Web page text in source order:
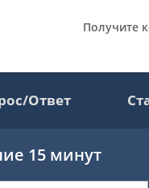
Получите
Ответ
15 минут